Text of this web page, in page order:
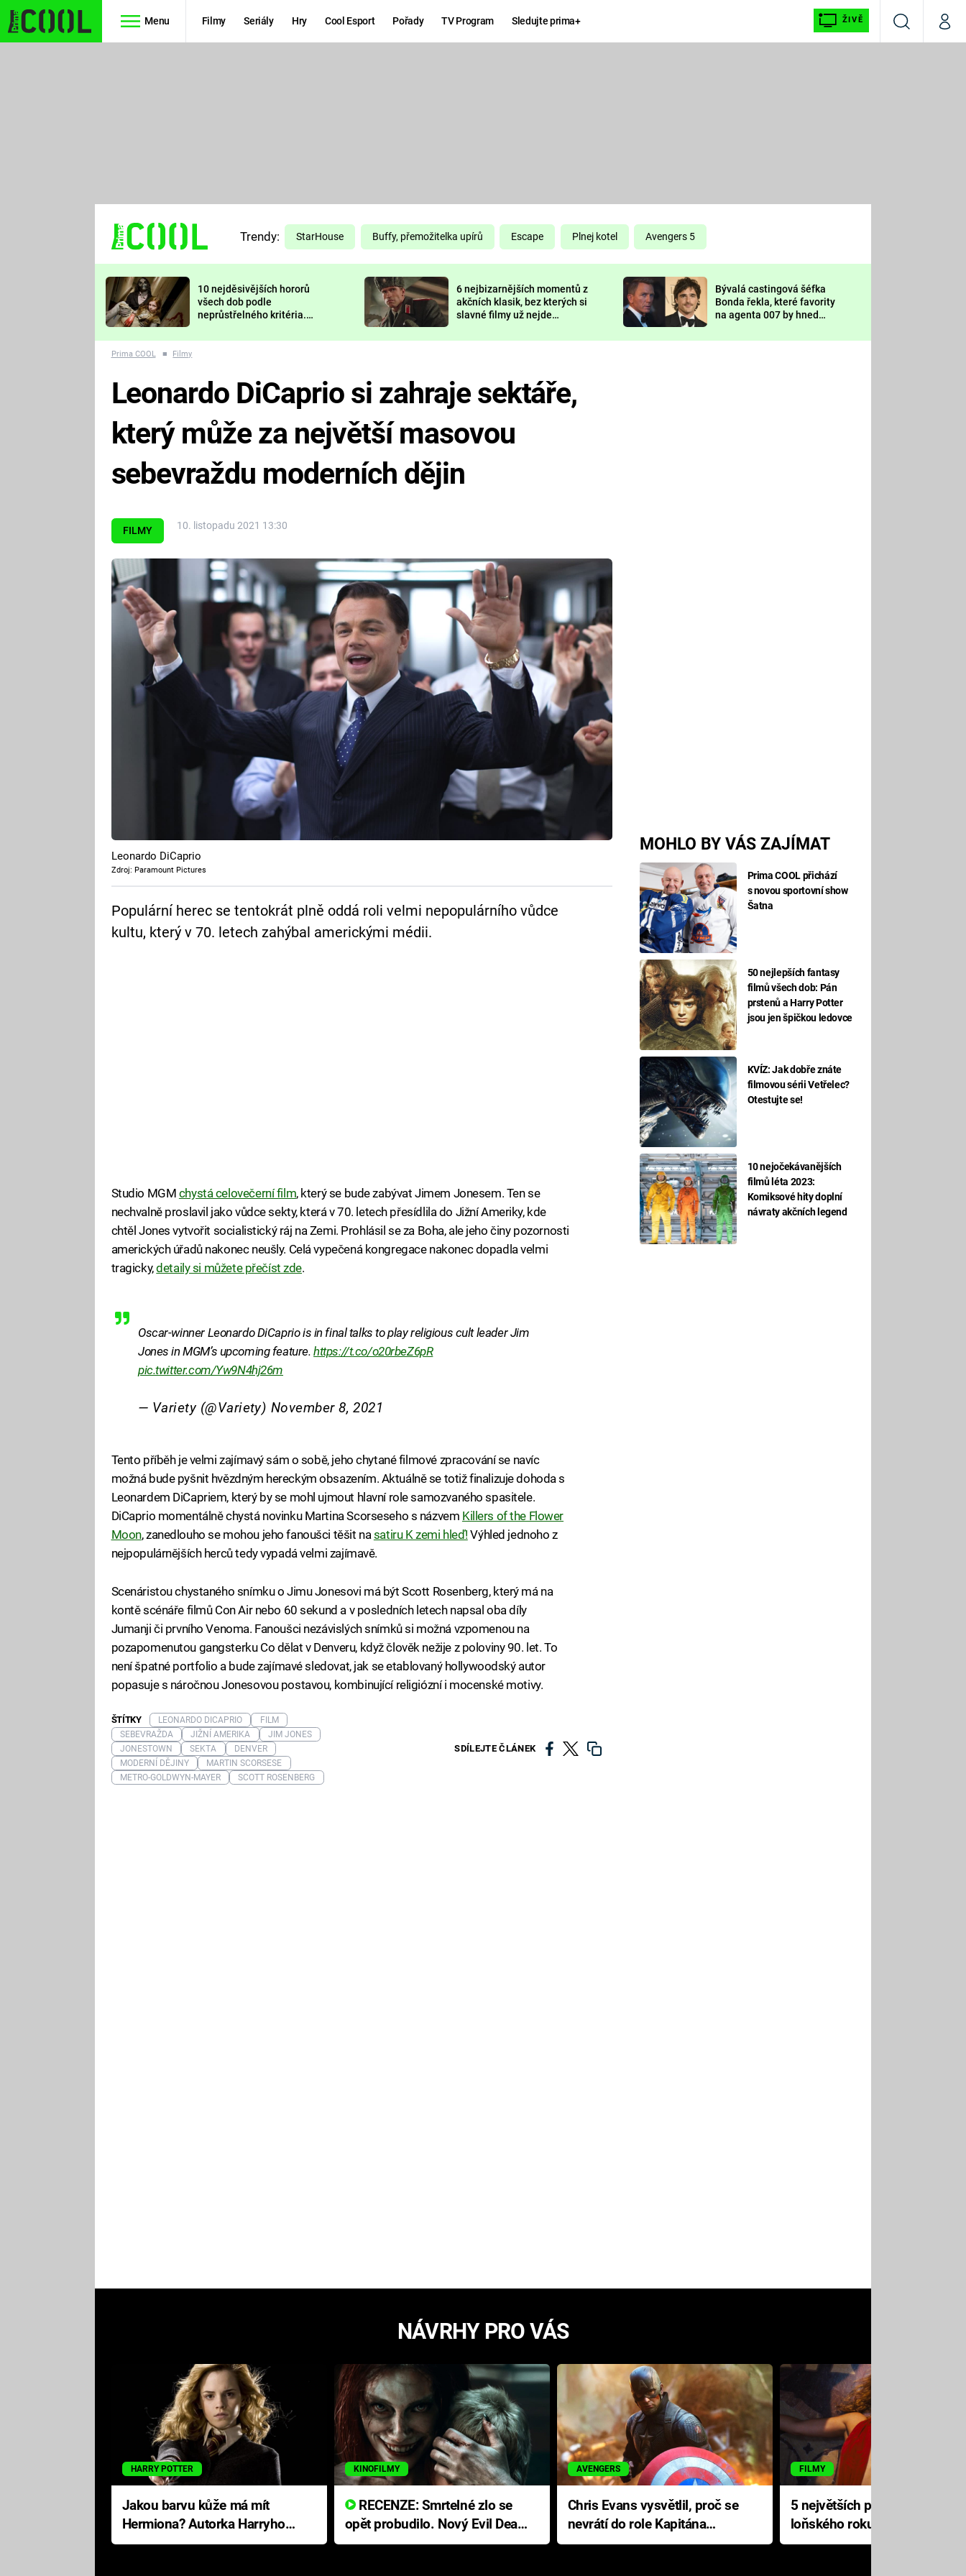
Menu Filmy Seriály Hry Cool Esport Pořady TV Program Sledujte prima+ ŽIVĚ
VyhledáváníMůj
TŘESKU
FUTURAMA
PREDÁTOR
DELIVERANCE
KOMEDIE
CHUCK
NORRIS
DEADPOOL
Prima LAJK
Sledujte nás
Trendy: StarHouse Buffy, přemožitelka upírů Escape Plnej kotel Avengers 5
10 nejděsivějších hororů
všech dob podle
neprůstřelného kritéria.
nejvíc zvednou tep?
6 nejbizarnějších momentů z
akčních klasik, bez kterých si
slavné filmy už nejde
Bývalá castingová šéfka
Bonda řekla, které favority
na agenta 007 by hned
Prima COOL ■ Filmy
FILMY 10. listopadu 2021 13:30
MOHLO BY VÁS ZAJÍMAT
Prima COOL přichází
s novou sportovní show
Šatna
50 nejlepších fantasy
filmů všech dob: Pán
prstenů a Harry Potter
jsou jen špičkou ledovce
KVÍZ: Jak dobře znáte
filmovou sérii Vetřelec?
Otestujte se!
10 nejočekávanějších
filmů léta 2023:
Komiksové hity doplní
návraty akčních legend
Leonardo DiCaprio si zahraje sektáře,
který může za největší masovou
sebevraždu moderních dějin
Leonardo DiCaprio
Zdroj: Paramount Pictures
Populární herec se tentokrát plně oddá roli velmi nepopulárního vůdce
kultu, který v 70. letech zahýbal americkými médii.
Studio MGM chystá celovečerní film, který se bude zabývat Jimem Jonesem. Ten se
nechvalně proslavil jako vůdce sekty, která v 70. letech přesídlila do Jižní Ameriky, kde
chtěl Jones vytvořit socialistický ráj na Zemi. Prohlásil se za Boha, ale jeho činy pozornosti
amerických úřadů nakonec neušly. Celá vypečená kongregace nakonec dopadla velmi
tragicky,detaily si můžete přečíst zde.
Oscar-winner Leonardo DiCaprio is in final talks to play religious cult leader Jim
Jones in MGM’s upcoming feature.https://t.co/o20rbeZ6pR
pic.twitter.com/Yw9N4hj26m
— Variety (@Variety) November 8, 2021
Tento příběh je velmi zajímavý sám o sobě, jeho chytané filmové zpracování se navíc
možná bude pyšnit hvězdným hereckým obsazením. Aktuálně se totiž finalizuje dohoda s
Leonardem DiCapriem, který by se mohl ujmout hlavní role samozvaného spasitele.
DiCaprio momentálně chystá novinku Martina Scorseseho s názvem Killers of the Flower
Moon, zanedlouho se mohou jeho fanoušci těšit nasatiru K zemi hleď! Výhled jednoho z
nejpopulárnějších herců tedy vypadá velmi zajímavě.
Scenáristou chystaného snímku o Jimu Jonesovi má být Scott Rosenberg, který má na
kontě scénáře filmů Con Air nebo 60 sekund a v posledních letech napsal oba díly
Jumanji či prvního Venoma. Fanoušci nezávislých snímků si možná vzpomenou na
pozapomenutou gangsterku Co dělat v Denveru, když člověk nežije z poloviny 90. let. To
není špatné portfolio a bude zajímavé sledovat, jak se etablovaný hollywoodský autor
popasuje s náročnou Jonesovou postavou, kombinující religiózní i mocenské motivy.
SDÍLEJTE ČLÁNEK
ŠTÍTKY LEONARDO DICAPRIO
FILM
SEBEVRAŽDA
JIŽNÍ AMERIKA
JIM JONES
JONESTOWN
SEKTA
DENVER
MODERNÍ DĚJINY
MARTIN SCORSESE
METRO-GOLDWYN-MAYER
SCOTT ROSENBERG
NÁVRHY PRO VÁS
HARRY POTTER
Jakou barvu kůže má mít
Hermiona? Autorka Harryho
Pottera přišla s ráznou
KINOFILMY
RECENZE: Smrtelné zlo se
opět probudilo. Nový Evil Dead
přichází s neodolatelnou
AVENGERS
Chris Evans vysvětlil, proč se
nevrátí do role Kapitána
Ameriky
FILMY
5 největších propadáků
loňského roku: Disney na
jediné katastrofě prodělal 200